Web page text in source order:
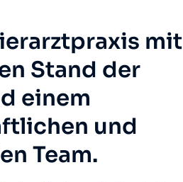
mit
Stand der
einem
und
Team.